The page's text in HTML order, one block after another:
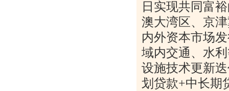
日实现共同富
澳大湾区、京
内外资本市场
域内交通、水
设施技术更新
划贷款+中长期